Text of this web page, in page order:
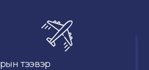
тээвэр